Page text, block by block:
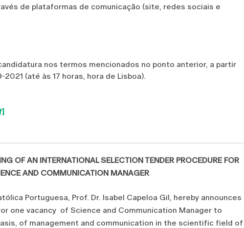
de plataformas de comunicação (site, redes sociais e
nos termos mencionados no ponto anterior, a partir
(até às 17 horas, hora de Lisboa).
OF AN INTERNATIONAL SELECTION TENDER PROCEDURE FOR
AND COMMUNICATION MANAGER
Portuguesa, Prof. Dr. Isabel Capeloa Gil, hereby announces
one vacancy of Science and Communication Manager to
of management and communication in the scientific field of